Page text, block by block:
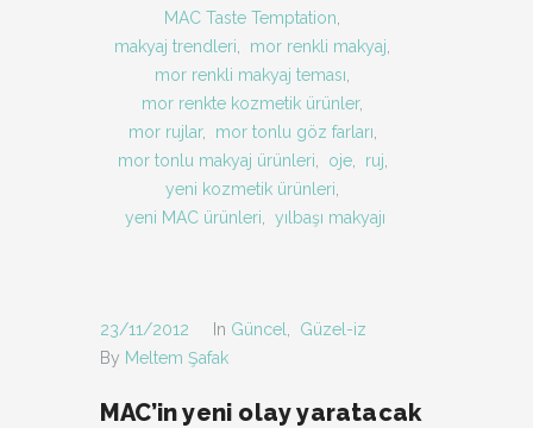
MAC Taste Temptation
makyaj trendleri
mor renkli makyaj
mor renkli makyaj teması
mor renkte kozmetik ürünler,
mor rujlar, mor tonlu göz farları
mor tonlu makyaj ürünleri
oje, ruj
yeni kozmetik ürünleri
yeni MAC ürünleri
yılbaşı makyajı
23/11/2012 In Güncel
Güzel-iz
By Meltem Şafak
MAC’in yeni olay yaratacak